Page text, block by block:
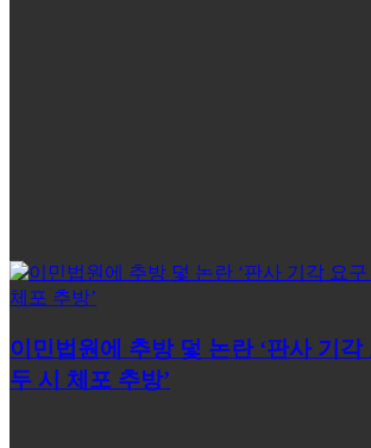
이민법원에 추방 덫 논란 ‘판사 기
두 시 체포 추방’